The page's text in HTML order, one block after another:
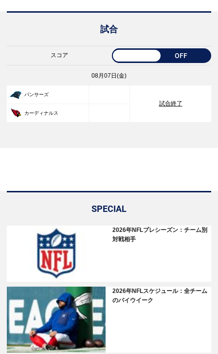
試合
スコア OFF
08月07日(金)
パンサーズ
試合終了
カーディナルス
SPECIAL
2026年NFLプレシーズン：チーム別
対戦相手
2026年NFLスケジュール：全チーム
のバイウイーク